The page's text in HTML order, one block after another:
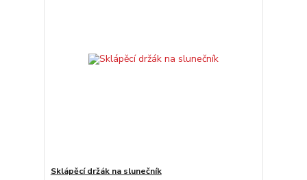
Sklápěcí držák na slunečník